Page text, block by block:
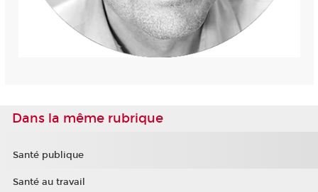
Dans la même rubrique
Santé publique
Santé au travail